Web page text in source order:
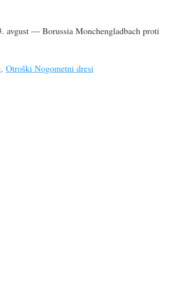
avgust — Borussia Monchengladbach proti
, Otroški Nogometni dresi